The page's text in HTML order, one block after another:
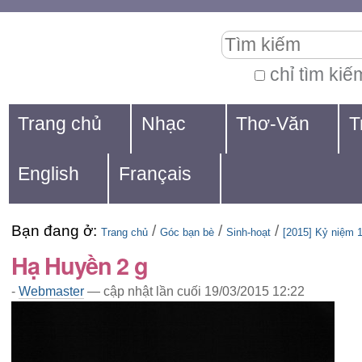
dung.
đến
mục
định
hướng
cá
nhân
chỉ tìm
kiếm
Navigation
Trang chủ Nhạc Thơ-Văn
English Français
Bạn đang ở: Trang chủ / Góc bạn bè / Sinh-hoạt / [2015] Kỷ niệm
Hạ Huyền 2 g
- Webmaster — cập nhật lần cuối 19/03/2015 12:22